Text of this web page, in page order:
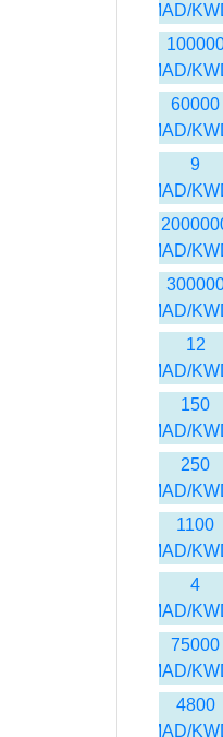
MAD/
MAD/
60000
MAD/
9
MAD/
MAD/
MAD/
12
MAD/
150
MAD/
250
MAD/
1100
MAD/
4
MAD/
75000
MAD/
4800
MAD/